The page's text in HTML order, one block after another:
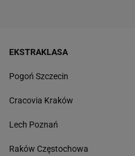
EKSTRAKLASA
Pogoń Szczecin
Cracovia Kraków
Lech Poznań
Raków Częstochowa